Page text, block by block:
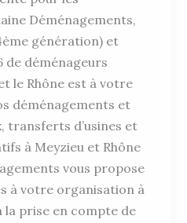
Déménagements,
génération) et
de déménageurs
le Rhône est à votre
déménagements et
transferts d’usines et
à Meyzieu et Rhône
vous propose
à votre organisation à
la prise en compte de